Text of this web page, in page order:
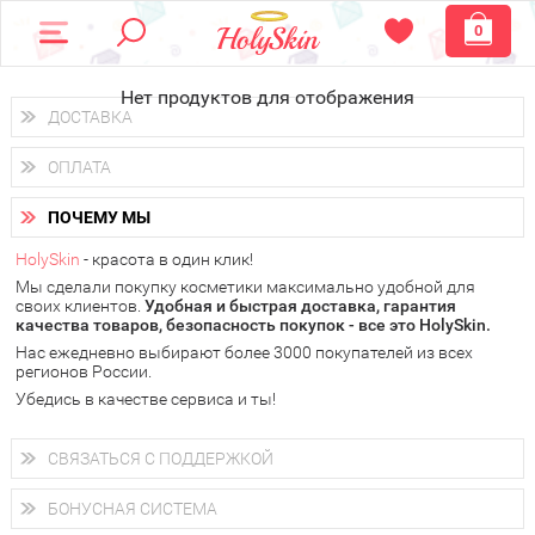
0
Нет продуктов для отображения
ДОСТАВКА
Доставка осуществляетсяпо всем городам России.
Вы можете выбрать доставку курьером, Почтой России или
получить заказ в пунктах выдачи PickPoint или пункте
самовывоза.
В 20 городах России доставка осуществляется ужена
следующий день.
у Вас всегда есть возможность получитьбесплатную
доставку от HolySkin.
подробнее об условиях доставки и оплаты в Вашем городе
ОПЛАТА
Вы можете оплатить свой заказ любым удобным способом:
наличными деньгами (
через интернет-банк (Альфа-банк, Сбербанк) и другими
электронными способами.
ПОЧЕМУ МЫ
HolySkin - красота в один клик!
Мы сделали покупку косметики максимально удобной для
своих клиентов. Удобная и быстрая доставка, гарантия
качества товаров, безопасность покупок - все это HolySkin.
Нас ежедневно выбирают более 3000 покупателей из всех
регионов России.
Убедись в качестве сервиса и ты!
СВЯЗАТЬСЯ С ПОДДЕРЖКОЙ
+7 (800) 707-24-55
Мы будем рады ответить на все Ваши вопросы по работе
магазина, проконсультировать по товарам, рассказать о
БОНУСНАЯ СИСТЕМА